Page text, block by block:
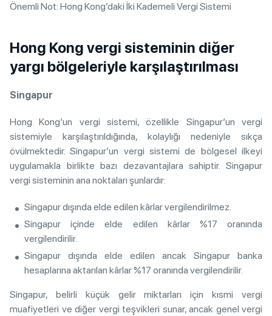
Önemli Not: Hong Kong’daki İki Kademeli Vergi Sistemi
Hong Kong vergi sisteminin diğer
yargı bölgeleriyle karşılaştırılması
Singapur
Hong Kong’un vergi sistemi, özellikle Singapur’un vergi
sistemiyle karşılaştırıldığında, kolaylığı nedeniyle sıkça
övülmektedir. Singapur’un vergi sistemi de bölgesel ilkeyi
uygulamakla birlikte bazı dezavantajlara sahiptir. Singapur
vergi sisteminin ana noktaları şunlardır:
Singapur dışında elde edilen kârlar vergilendirilmez.
Singapur içinde elde edilen kârlar %17 oranında
vergilendirilir.
Singapur dışında elde edilen ancak Singapur banka
hesaplarına aktarılan kârlar %17 oranında vergilendirilir.
Singapur, belirli küçük gelir miktarları için kısmi vergi
muafiyetleri ve diğer vergi teşvikleri sunar, ancak genel vergi